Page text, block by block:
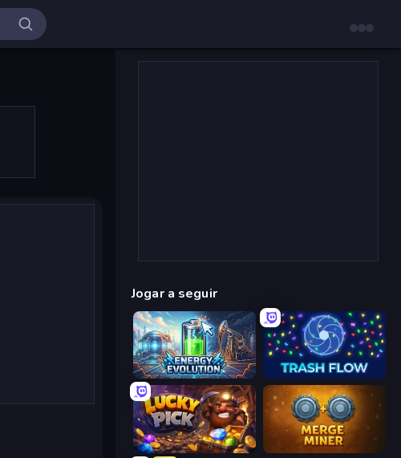
Jogar a seguir
Energy Evolution Trash Flow
Lucky Pick Merge Miner